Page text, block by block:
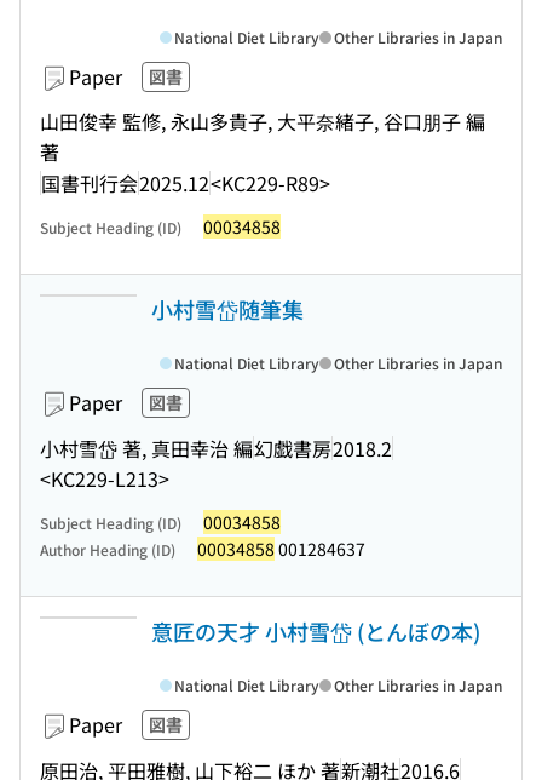
Paper 図書
山田俊幸 監修, 永山多貴子, 大平奈緒子, 谷口朋子 編
著
国書刊行会2025.12<KC229-R89>
National Diet Library Other Libraries in Japan
Subject Heading (ID) 00034858
小村雪岱随筆集
Paper 図書
小村雪岱 著, 真田幸治 編幻戯書房2018.2
<KC229-L213>
National Diet Library Other Libraries in Japan
Subject Heading (ID) 00034858
Author Heading (ID) 00034858 001284637
意匠の天才 小村雪岱 (とんぼの本)
Paper 図書
原田治, 平田雅樹, 山下裕二 ほか 著新潮社2016.6
National Diet Library Other Libraries in Japan